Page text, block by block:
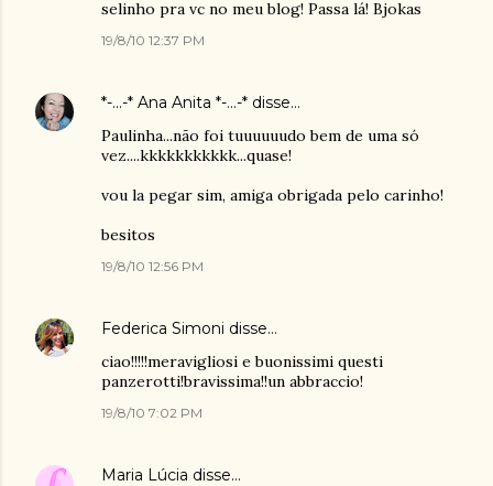
selinho pra vc no meu blog! Passa lá! Bjokas
19/8/10 12:37 PM
*-...-* Ana Anita *-...-* disse…
Paulinha...não foi tuuuuuudo bem de uma só
vez....kkkkkkkkkkk...quase!
vou la pegar sim, amiga obrigada pelo carinho!
besitos
19/8/10 12:56 PM
Federica Simoni disse…
ciao!!!!!meravigliosi e buonissimi questi
panzerotti!bravissima!!un abbraccio!
19/8/10 7:02 PM
Maria Lúcia disse…